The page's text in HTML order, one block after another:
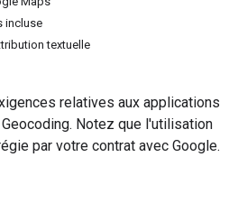
incluse
textuelle
relatives aux applications
Notez que l'utilisation
par votre contrat avec Google.